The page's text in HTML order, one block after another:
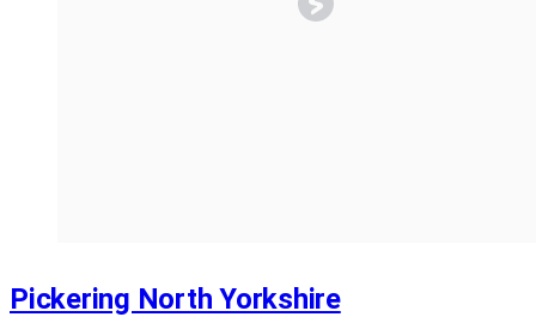
Pickering North Yorkshire